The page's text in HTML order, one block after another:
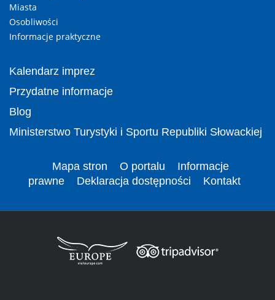
Miasta
Osobliwości
Informacje praktyczne
Kalendarz imprez
Przydatne informacje
Blog
Ministerstwo Turystyki i Sportu Republiki Słowackiej
Mapa stron O portalu
Informacje
prawne
Deklaracja dostępności Kontakt